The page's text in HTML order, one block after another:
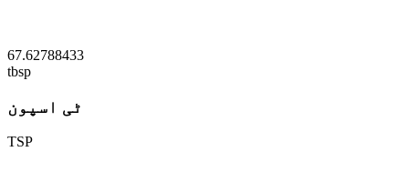
67.62788433
tbsp
ٹی اسپون
TSP